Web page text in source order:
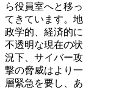
ら役員室へと移っ
てきています。地
政学的、経済的に
不透明な現在の状
況下、サイバー攻
撃の脅威はより一
層緊急を要し、あ